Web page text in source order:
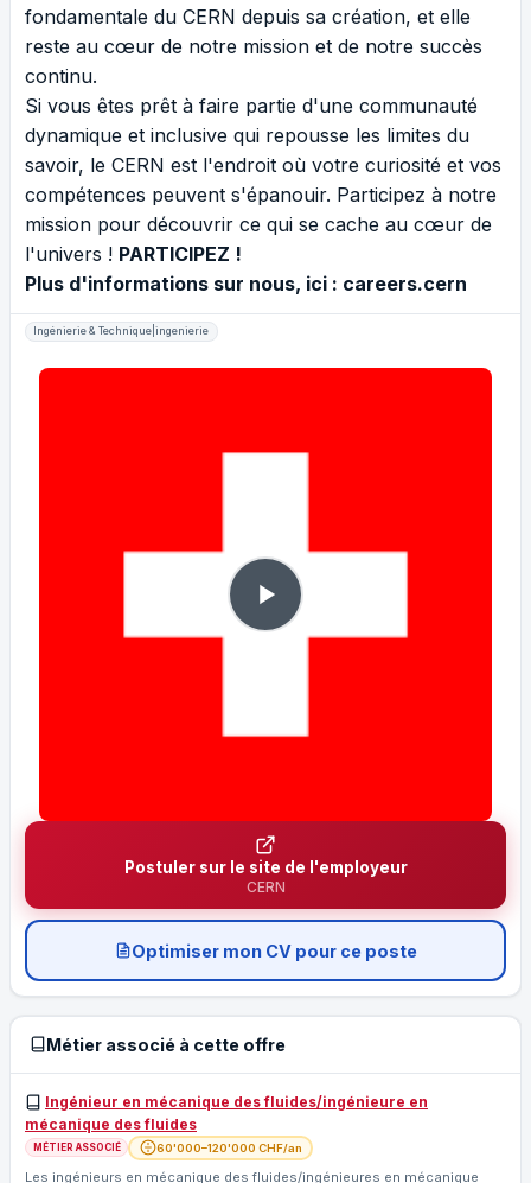
fondamentale du CERN depuis sa création, et elle
reste au cœur de notre mission et de notre succès
continu.
Si vous êtes prêt à faire partie d'une communauté
dynamique et inclusive qui repousse les limites du
savoir, le CERN est l'endroit où votre curiosité et vos
compétences peuvent s'épanouir. Participez à notre
mission pour découvrir ce qui se cache au cœur de
l'univers ! PARTICIPEZ !
Plus d'informations sur nous, ici : careers.cern
Ingénierie & Technique|ingenierie
Postuler sur le site de l'employeur
CERN
Optimiser mon CV pour ce poste
Métier associé à cette offre
Ingénieur en mécanique des fluides/ingénieure en
mécanique des fluides
MÉTIER ASSOCIÉ 60'000–120'000 CHF/an
Les ingénieurs en mécanique des fluides/ingénieures en mécanique